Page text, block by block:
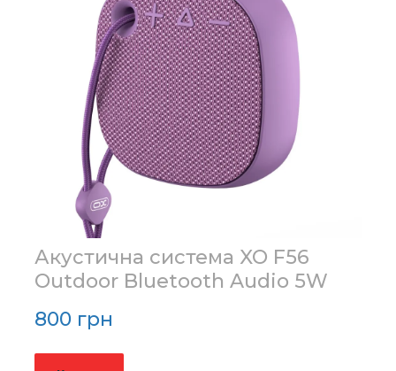
Акустична система XO F56
Outdoor Bluetooth Audio 5W
800 грн